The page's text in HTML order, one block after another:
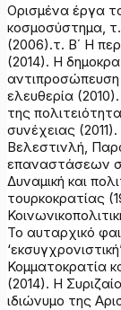
Ορισμένα έργα
κοσμοσύστημα,
(2006).τ. Β΄ Η
(2014). Η
αντιπροσώπευση
ελευθερία
της
συνέχειας
Βελεστινλή,
επαναστάσεων
Δυναμική και
τουρκοκρατίας
Το αυταρχικό
Κομματοκρατία
(2014). Η
ιδιώνυμο της